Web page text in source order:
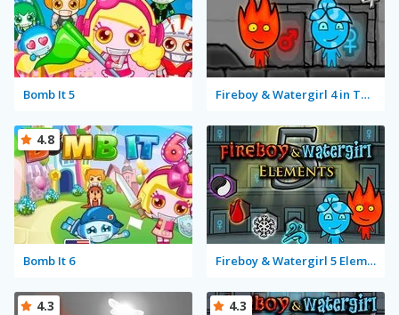
Bomb It 5 Fireboy & Watergirl 4 in The Crystal Temple
Bomb It 6
4.8
Fireboy & Watergirl 5 Elements
4.3 4.3